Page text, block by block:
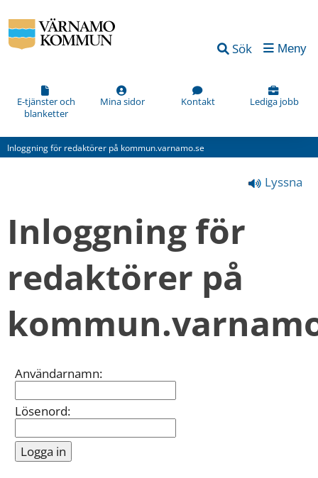
Sök Meny
E-tjänster och
blanketter
Mina sidor Kontakt Lediga jobb
Inloggning för redaktörer på kommun.varnamo.se
Lyssna
Inloggning för
redaktörer på
Inloggning
Användarnamn:
Lösenord:
Vad
kan
förbättra
den
här
(obligatorisk)
kan
informationen
bättre
dig?
Webbadress
sidan